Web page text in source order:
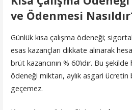
ve Ödenmesi
Günlük kısa çalışma ödeneği;
esas kazançları dikkate alınarak
brüt kazancının % 60’ıdır. Bu
ödeneği miktarı, aylık asgari ücretin
geçemez.